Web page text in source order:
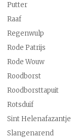
Putter
Raaf
Regenwulp
Rode Patrijs
Rode Wouw
Roodborst
Roodborsttapuit
Rotsduif
Sint Helenafazantje
Slangenarend